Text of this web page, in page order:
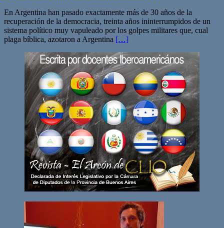
En Argentina han pasado exactamente más de 30 años de la
recuperación de la democracia, treinta años ininterrumpidos de un
sistema político muy vapuleado por los golpes militares que, cual
plaga bíblica, azotaron a Argentina […]